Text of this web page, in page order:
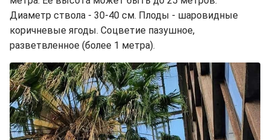
Диаметр ствола - 30-40 см. Плоды - шаровидные
коричневые ягоды. Соцветие пазушное,
разветвленное (более 1 метра).